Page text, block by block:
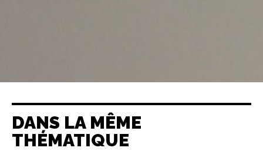
DANS LA MÊME
THÉMATIQUE